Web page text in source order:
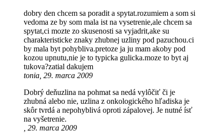
dobry den chcem sa poradit a spytat.rozumiem a som si
vedoma ze by som mala ist na vysetrenie,ale chcem sa
spytat,ci mozte zo skusenosti sa vyjadrit,ake su
charakteristicke znaky zhubnej uzliny pod pazuchou.ci
by mala byt pohybliva.pretoze ja ju mam akoby pod
kozou upnutu,nie je to typicka gulicka.moze to byt aj
tukova?zatial dakujem
tonia, 29. marca 2009
Dobrý deňuzlina na pohmat sa nedá vylôčiť či je
zhubná alebo nie, uzlina z onkologického hľadiska je
skôr tvrdá a nepohyblivá oproti zápalovej. Je nutné ísť
na vyšetrenie.
, 29. marca 2009